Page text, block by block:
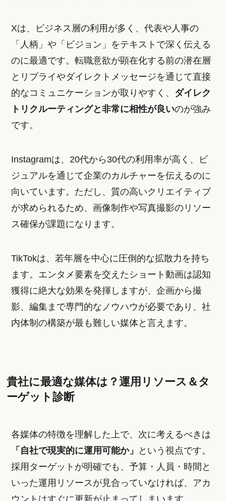
Xは、ビジネス層の利用が多く、代表や人事の
「人柄」や「ビジョン」をテキストで深く伝える
のに最適です。転職意欲が顕在化する前の潜在層
とリプライやダイレクトメッセージを通じて直接
的なコミュニケーションが取りやすく、 ダイレク
トリクルーティングと非常に相性が良いのが強み
です。
Instagramは、20代から30代の利用率が高く、ビ
ジュアルを通じて企業のカルチャーを伝えるのに
向いています。ただし、質の高いクリエイティブ
が求められるため、画像制作や写真撮影のリソー
ス確保が課題になります。
TikTokは、若年層を中心に圧倒的な拡散力を持ち
ます。エンタメ要素を交えたショート動画は認知
獲得に絶大な効果を発揮しますが、企画から撮
影、編集まで専門的なノウハウが必要であり、社
内体制の構築が最も難しい媒体と言えます。
貴社に最適な媒体は？運用リソース＆タ
ーゲット診断
各媒体の特徴を理解した上で、次に考えるべきは
「自社で現実的に運用可能か」
という視点です。
採用ターゲットが明確でも、予算・人員・時間と
いった運用リソースが見合っていなければ、アカ
ウントはすぐに更新が止まってしまいます。